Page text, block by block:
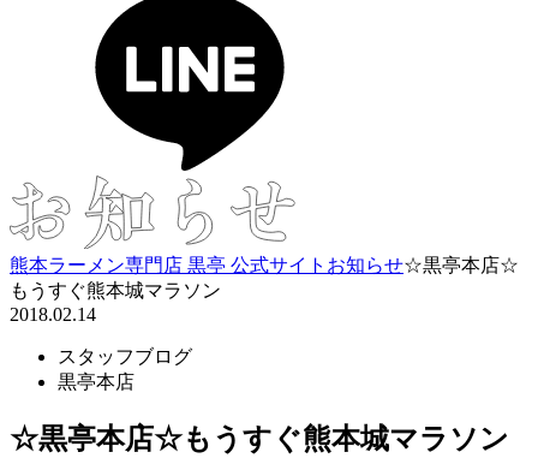
熊本ラーメン専門店 黒亭 公式サイト お知らせ☆黒亭本店☆
もうすぐ熊本城マラソン
2018.02.14
スタッフブログ
黒亭本店
☆黒亭本店☆もうすぐ熊本城マラソン